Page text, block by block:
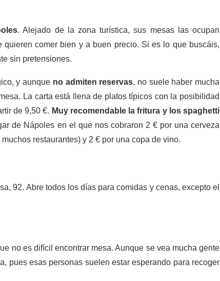
. Alejado de la zona turística, sus mesas las ocupan
comer bien y a buen precio. Si es lo que buscáis,
sin pretensiones.
y aunque no admiten reservas, no suele haber mucha
La carta está llena de platos típicos con la posibilidad
de 9,50 €. Muy recomendable la fritura y los spaghetti
de Nápoles en el que nos cobraron 2 € por una cerveza
restaurantes) y 2 € por una copa de vino.
92. Abre todos los días para comidas y cenas, excepto el
no es difícil encontrar mesa. Aunque se vea mucha gente
pues esas personas suelen estar esperando para recoger